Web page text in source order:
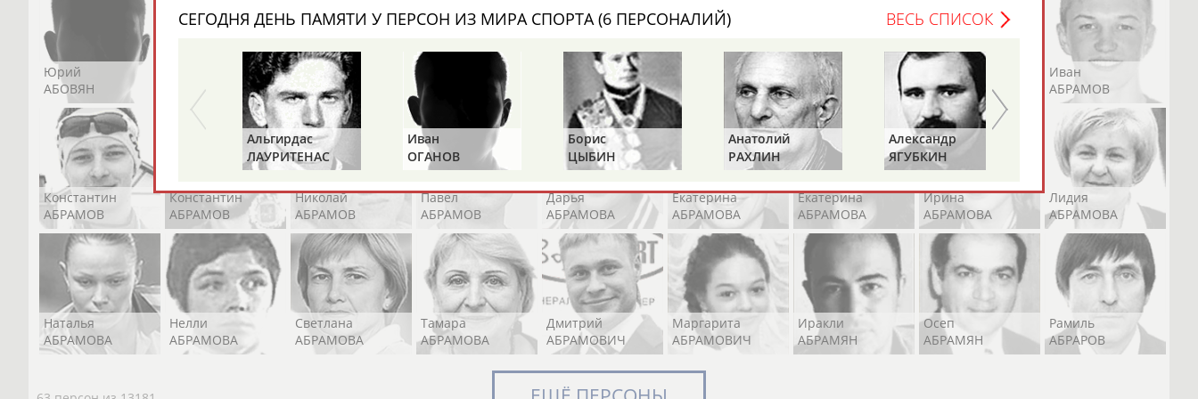
Юрий
АБОВЯН
АБОЗОВИК
Виктор
АБОИМОВ
АБРААМЯН
Захария
АБРАМАШВИЛИ
Александр
АБРАМОВ
Андрей
АБРАМОВ
Валерий
АБРАМОВ
Иван
АБРАМОВ
Константин
АБРАМОВ
Константин
АБРАМОВ
Николай
АБРАМОВ
Павел
АБРАМОВ
Дарья
АБРАМОВА
Екатерина
АБРАМОВА
Екатерина
АБРАМОВА
Ирина
АБРАМОВА
Лидия
АБРАМОВА
Наталья
АБРАМОВА
Нелли
АБРАМОВА
Светлана
АБРАМОВА
Тамара
АБРАМОВА
Дмитрий
АБРАМОВИЧ
Маргарита
АБРАМОВИЧ
Иракли
АБРАМЯН
Осеп
АБРАМЯН
Рамиль
АБРАРОВ
СЕГОДНЯ ДЕНЬ ПАМЯТИ У ПЕРСОН ИЗ МИРА СПОРТА (6 ПЕРСОНАЛИЙ) ВЕСЬ СПИСОК
Альгирдас
ЛАУРИТЕНАС
Иван
ОГАНОВ
Борис
ЦЫБИН
Анатолий
РАХЛИН
Александр
ЯГУБКИН
Геннадий
ТУРЕЦКИЙ